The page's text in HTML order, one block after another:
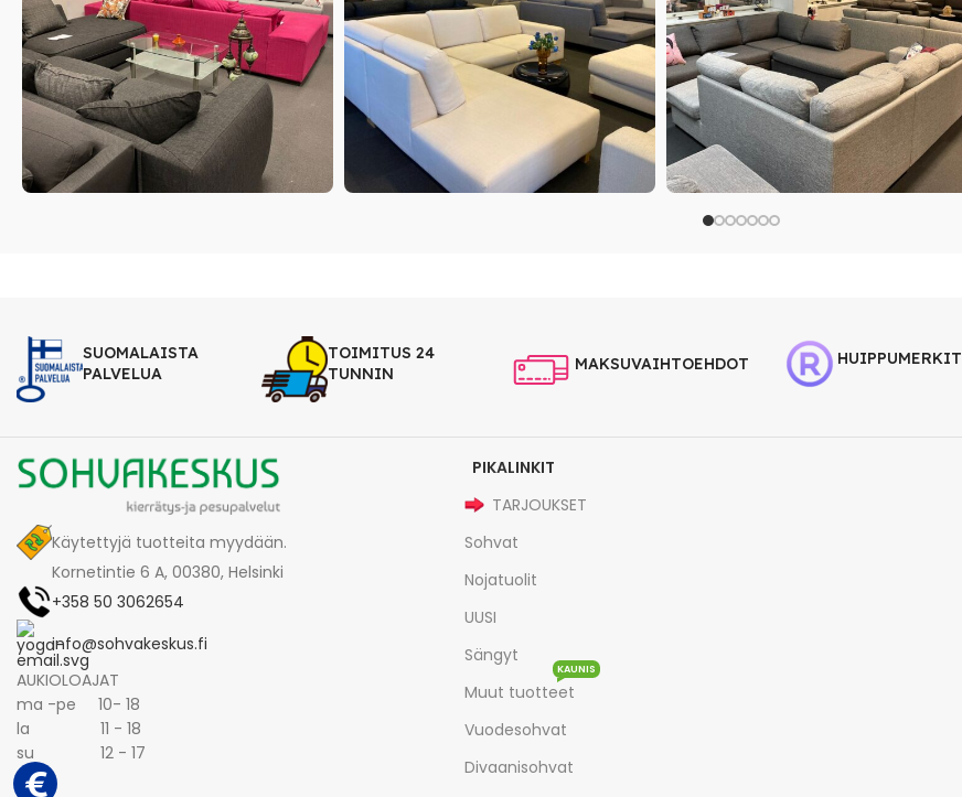
SUOMALAISTA
PALVELUA
TOIMITUS 24
TUNNIN
MAKSUVAIHTOEHDOT HUIPPUMERKIT
Käytettyjä tuotteita myydään.
Kornetintie 6 A, 00380, Helsinki
+358 50 3062654
info@sohvakeskus.fi
AUKIOLOAJAT
ma -pe 10- 18
la 11 - 18
su 12 - 17
PIKALINKIT
TARJOUKSET
Sohvat
Nojatuolit
UUSI
Sängyt
Muut tuotteet
KAUNIS
Vuodesohvat
Divaanisohvat